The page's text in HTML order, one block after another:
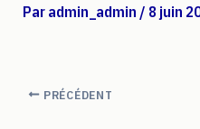
Paradmin_admin / 8 juin
PRÉCÉDENT